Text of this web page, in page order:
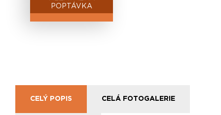
POPTÁVKA
CELÝ POPIS CELÁ FOTOGALERIE